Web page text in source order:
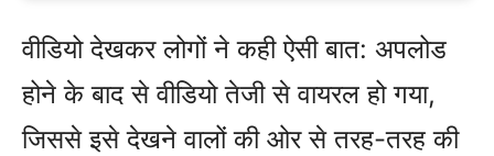
वीडियो देखकर लोगों ने कही ऐसी बात: अपलोड
होने के बाद से वीडियो तेजी से वायरल हो गया,
जिससे इसे देखने वालों की ओर से तरह-तरह की